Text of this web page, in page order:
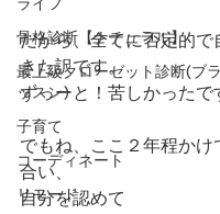
骨格診断【ナチュラル】
最上級クローゼット診断(ブ
ッスン)
子育て
コーディネート
リモード
だから、全てに否定的で
きた訳です。
ずっーと！苦しかったで
でもね、ここ２年程かけ
合い、
自分を認めて